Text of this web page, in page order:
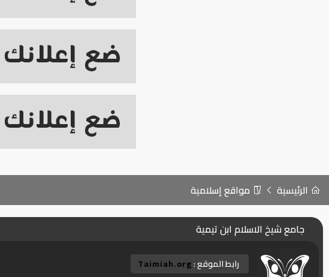
الرئيسية مواقع إسلامية
جامع شيخ الاسلام ابن تيمية
رابط الموقع :Taimiah.org